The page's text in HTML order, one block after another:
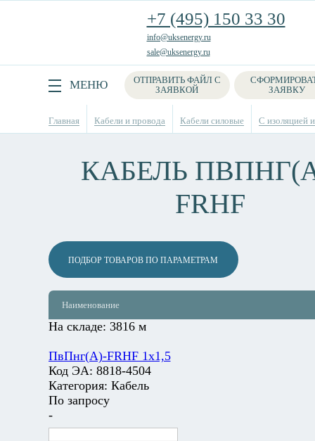
+7 (495) 150 33 30
info@uksenergy.ru
sale@uksenergy.ru
МЕНЮ
ОТПРАВИТЬ ФАЙЛ С
ЗАЯВКОЙ
ЗАЯВКУ
Поиск
Главная Кабели и провода Кабели силовые С изоляцией
КАБЕЛЬ
FRHF
ПОДБОР ТОВАРОВ ПО ПАРАМЕТРАМ
Наименование
На складе: 3816 м
ПвПнг(А)-FRHF 1х1,5
Код ЭА: 8818-4504
Категория: Кабель
По запросу
-